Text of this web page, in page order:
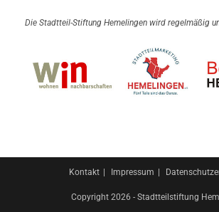
Die Stadtteil-Stiftung Hemelingen wird regelmäßig
Kontakt Impressum
Copyright 2026 - Stadtteilstiftung